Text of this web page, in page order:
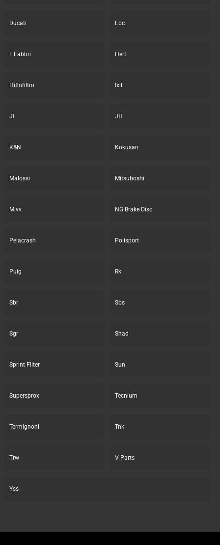
Ducati Ebc
F.Fabbri Hert
Hiflofiltro Ixil
Jt Jtf
K&N Kokusan
Malossi Mitsuboshi
Mivv NG Brake Disc
Pelacrash Polisport
Puig Rk
Sbr Sbs
Sgr Shad
Sprint Filter Sun
Supersprox Tecnium
Termignoni Tnk
Trw V-Parts
Yss